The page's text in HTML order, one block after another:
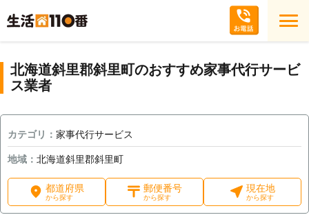
北海道斜里郡斜里町のおすすめ家事代行サービ
ス業者
カテゴリ： 家事代行サービス
地域： 北海道斜里郡斜里町
都道府県
から探す
郵便番号
から探す
現在地
から探す